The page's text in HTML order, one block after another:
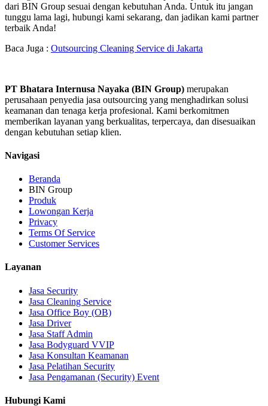
dari BIN Group sesuai dengan kebutuhan Anda. Untuk itu jangan
tunggu lama lagi, hubungi kami sekarang, dan jadikan kami partner
terbaik Anda!
Baca Juga : Outsourcing Cleaning Service di Jakarta
PT Bhatara Internusa Nayaka (BIN Group) merupakan
perusahaan penyedia jasa outsourcing yang menghadirkan solusi
keamanan dan tenaga kerja profesional. Kami berkomitmen
memberikan layanan yang berkualitas, terpercaya, dan disesuaikan
dengan kebutuhan setiap klien.
Navigasi
Beranda
BIN Group
Produk
Lowongan Kerja
Privacy
Terms Of Service
Customer Services
Layanan
Jasa Security
Jasa Cleaning Service
Jasa Office Boy (OB)
Jasa Driver
Jasa Staff Admin
Jasa Bodyguard VVIP
Jasa Konsultan Keamanan
Jasa Pelatihan Security
Jasa Pengamanan (Security) Event
Hubungi Kami